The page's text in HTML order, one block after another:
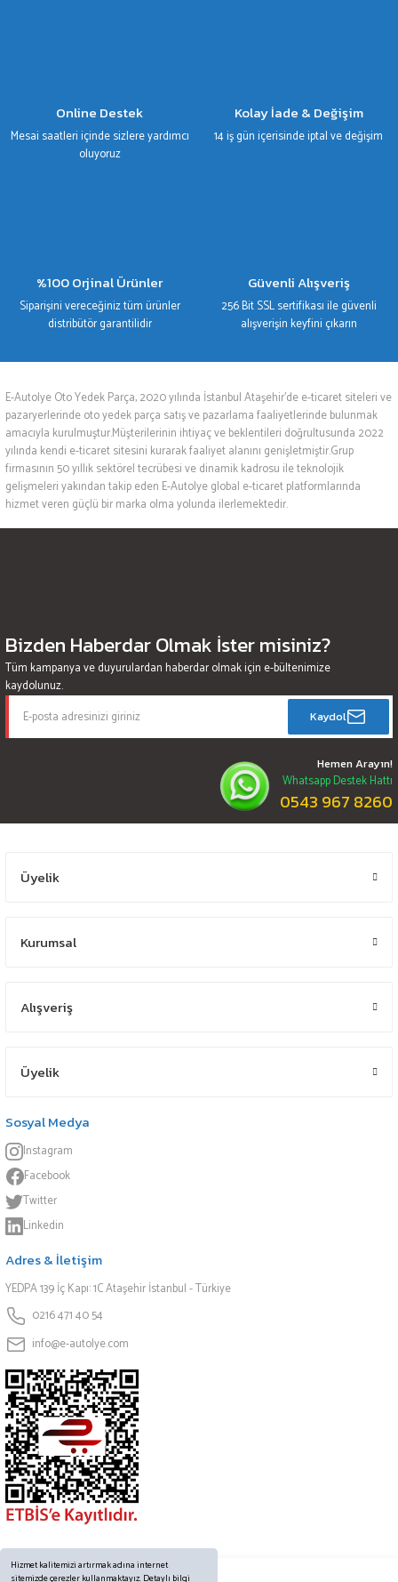
Hizmet kalitemizi artırmak adına internet
sitemizde çerezler kullanmaktayız. Detaylı bilgi
Online Destek
Mesai saatleri içinde sizlere yardımcı
oluyoruz
Kolay İade & Değişim
14 iş gün içerisinde iptal ve değişim
%100 Orjinal Ürünler
Siparişini vereceğiniz tüm ürünler
distribütör garantilidir
Güvenli Alışveriş
256 Bit SSL sertifikası ile güvenli
alışverişin keyfini çıkarın
E-Autolye Oto Yedek Parça, 2020 yılında İstanbul Ataşehir’de e-ticaret siteleri ve
pazaryerlerinde oto yedek parça satış ve pazarlama faaliyetlerinde bulunmak
amacıyla kurulmuştur.Müşterilerinin ihtiyaç ve beklentileri doğrultusunda 2022
yılında kendi e-ticaret sitesini kurarak faaliyet alanını genişletmiştir.Grup
firmasının 50 yıllık sektörel tecrübesi ve dinamik kadrosu ile teknolojik
gelişmeleri yakından takip eden E-Autolye global e-ticaret platformlarında
hizmet veren güçlü bir marka olma yolunda ilerlemektedir.
Bizden Haberdar Olmak İster misiniz?
Tüm kampanya ve duyurulardan haberdar olmak için e-bültenimize
kaydolunuz.
Kaydol
Hemen Arayın!
Whatsapp Destek Hattı
0543 967 8260
Üyelik
Kurumsal
Alışveriş
Üyelik
Sosyal Medya
Instagram
Facebook
Twitter
Linkedin
Adres & İletişim
YEDPA 139 İç Kapı: 1C Ataşehir İstanbul - Türkiye
0216 471 40 54
info@e-autolye.com